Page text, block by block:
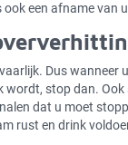
een afname van
Dus wanneer
wordt, stop dan. Ook
dat u moet
rust en drink